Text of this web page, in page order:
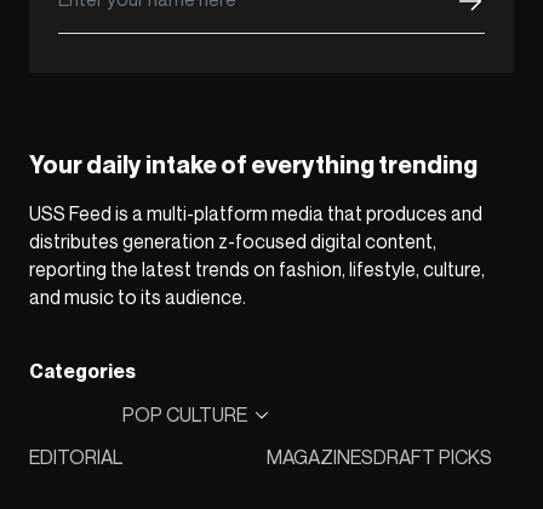
Your daily intake of everything trending
USS Feed is a multi-platform media that produces and
distributes generation z-focused digital content,
reporting the latest trends on fashion, lifestyle, culture,
and music to its audience.
Categories
EDITORIAL
POP CULTURE
MAGAZINESDRAFT PICKS